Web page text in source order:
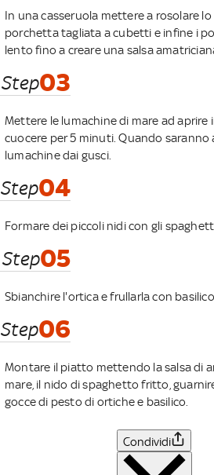
In una casseruola mettere a rosolare
porchetta tagliata a cubetti e infine i
lento fino a creare una salsa
Step03
Mettere le lumachine di mare ad aprire
cuocere per 5 minuti. Quando
lumachine dai gusci.
Step04
Formare dei piccoli nidi con gli
Step05
Sbianchire l'ortica e frullarla con
Step06
Montare il piatto mettendo la salsa di
mare, il nido di spaghetto fritto,
gocce di pesto di ortiche e basilico.
Condividi